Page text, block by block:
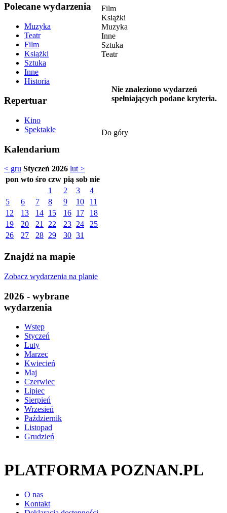
Polecane wydarzenia
Muzyka
Teatr
Film
Książki
Sztuka
Inne
Historia
Repertuar
Kino
Spektakle
Kalendarium
< gru Styczeń 2026 lut >
pon wto śro czw pią sob nie
1
2 3
4
5
6 7 8 9 10
11
12
13 14 15 16 17
18
19
20 21 22 23 24
25
26
27 28 29 30 31
Znajdź na mapie
Zobacz wydarzenia na planie
2026 - wybrane
wydarzenia
Wstęp
Styczeń
Luty
Marzec
Kwiecień
Maj
Czerwiec
Lipiec
Sierpień
Wrzesień
Październik
Listopad
Grudzień
Film
Książki
Muzyka
Inne
Sztuka
Teatr
Nie znaleziono wydarzeń
spełniających podane kryteria.
Do góry
PLATFORMA POZNAN.PL
O nas
Kontakt